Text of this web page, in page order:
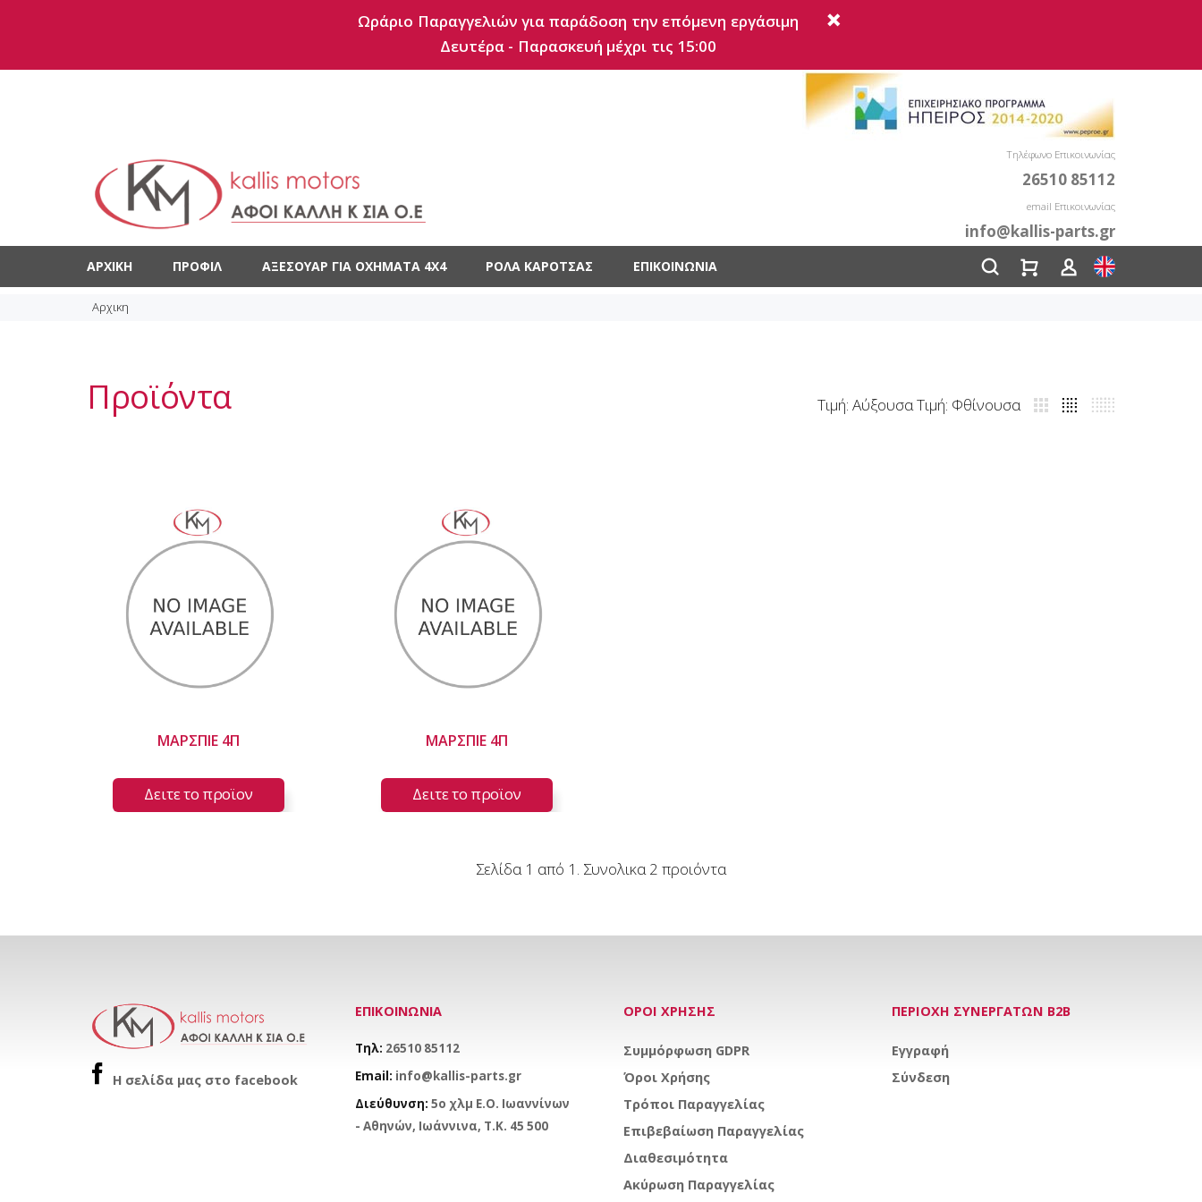
Ωράριο Παραγγελιών για παράδοση την επόμενη εργάσιμη
Δευτέρα - Παρασκευή μέχρι τις 15:00
Τηλέφωνο Επικοινωνίας
26510 85112
email Επικοινωνίας
info@kallis-parts.gr
ΑΡΧΙΚΉ ΠΡΟΦΊΛ ΑΞΕΣΟΥΆΡ ΓΙΑ ΟΧΉΜΑΤΑ 4X4 ΡΟΛΆ ΚΑΡΌΤΣΑΣ ΕΠΙΚΟΙΝΩΝΊΑ
Αρχικη
Προϊόντα Τιμή: ΑύξουσαΤιμή: Φθίνουσα
ΜΑΡΣΠΙΕ 4Π
Δειτε το προϊoν
ΜΑΡΣΠΙΕ 4Π
Δειτε το προϊoν
Σελίδα 1 από 1. Συνολικα 2 προιόντα
H σελίδα μας στο facebook
ΕΠΙΚΟΙΝΩΝΙΑ
Τηλ: 26510 85112
Email: info@kallis-parts.gr
Διεύθυνση: 5ο χλμ Ε.Ο. Ιωαννίνων
- Αθηνών, Ιωάννινα, Τ.Κ. 45 500
ΟΡΟΙ ΧΡΗΣΗΣ
Συμμόρφωση GDPR
Όροι Χρήσης
Τρόποι Παραγγελίας
Επιβεβαίωση Παραγγελίας
Διαθεσιμότητα
Ακύρωση Παραγγελίας
ΠΕΡΙΟΧΗ ΣΥΝΕΡΓΑΤΩΝ Β2Β
Εγγραφή
Σύνδεση